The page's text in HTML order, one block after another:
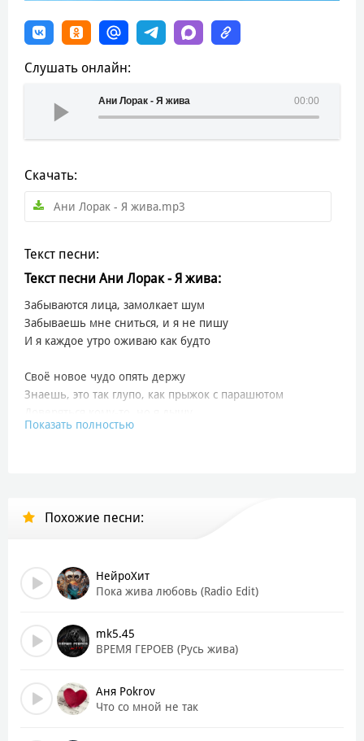
Слушать онлайн:
00:00
Ани Лорак - Я жива
Скачать:
Ани Лорак - Я жива.mp3
Текст песни:
Текст песни Ани Лорак - Я жива:
Забываются лица, замолкает шум
Забываешь мне сниться, и я не пишу
И я каждое утро оживаю как будто
Своё новое чудо опять держу
Знаешь, это так глупо, как прыжок с парашютом
С ним понимаешь
Что всё пройдёт
Я жива
Разбегаются пары, путая следы
И я каждое слово повторяю другому
Я смогла, я готова опять за край
Показать полностью
Похожие песни:
НейроХит
Пока жива любовь (Radio Edit)
mk5.45
ВРЕМЯ ГЕРОЕВ (Русь жива)
Аня Pokrov
Что со мной не так